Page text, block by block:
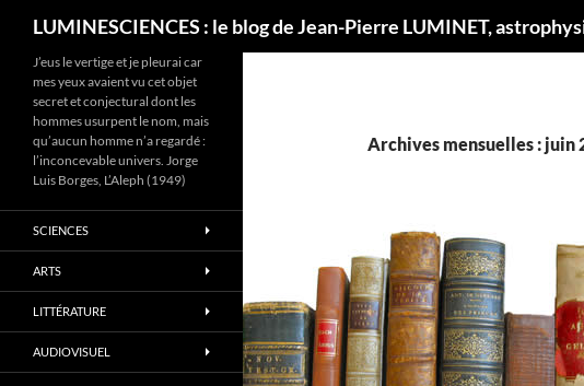
LUMINESCIENCES : le blog de Jean-Pierre LUMINET,
Archives mensuelles : juin
J’eus le vertige et je pleurai car
mes yeux avaient vu cet objet
secret et conjectural dont les
hommes usurpent le nom, mais
qu’aucun homme n’a regardé :
l’inconcevable univers. Jorge
Luis Borges, L’Aleph (1949)
SCIENCES
ARTS
LITTÉRATURE
AUDIOVISUEL